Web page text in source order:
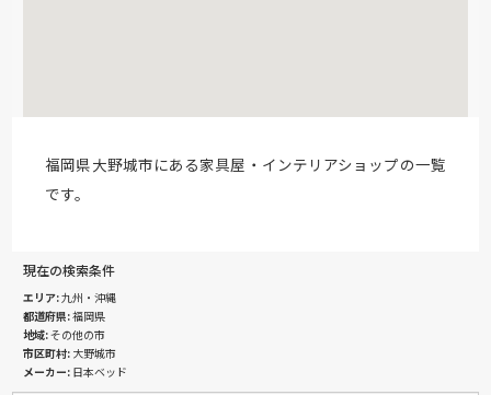
福岡県大野城市にある家具屋・インテリアショップの一覧
です。
現在の検索条件
エリア 九州・沖縄
都道府県 福岡県
地域 その他の市
市区町村 大野城市
メーカー 日本ベッド